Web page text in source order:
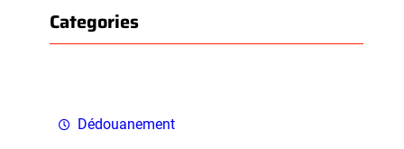
Categories
Dédouanement